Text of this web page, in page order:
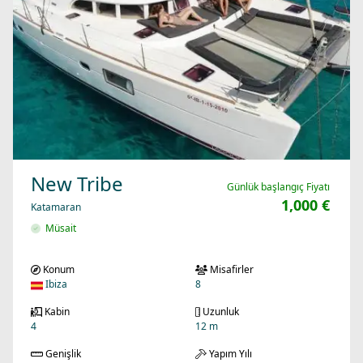
New Tribe
Katamaran
Müsait
1,000 €
Ibiza
8
4
12 m
6.5 m
2010